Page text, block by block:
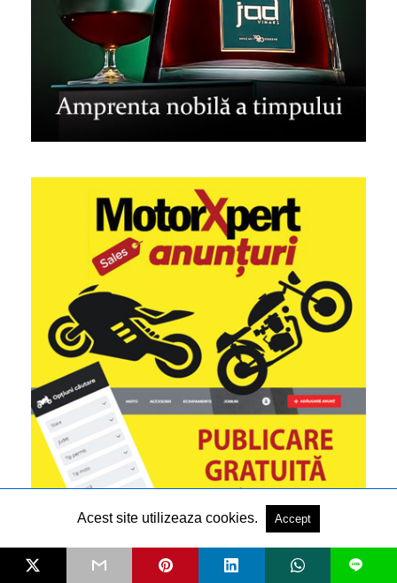
Acest site utilizeaza cookies. Accept